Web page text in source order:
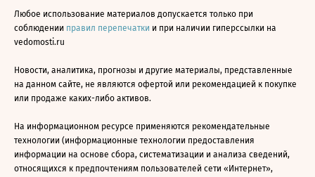
Любое использование материалов допускается только при
соблюдении правил перепечатки и при наличии гиперссылки на
vedomosti.ru
Новости, аналитика, прогнозы и другие материалы, представленные
на данном сайте, не являются офертой или рекомендацией к покупке
или продаже каких-либо активов.
На информационном ресурсе применяются рекомендательные
технологии (информационные технологии предоставления
информации на основе сбора, систематизации и анализа сведений,
относящихся к предпочтениям пользователей сети «Интернет»,